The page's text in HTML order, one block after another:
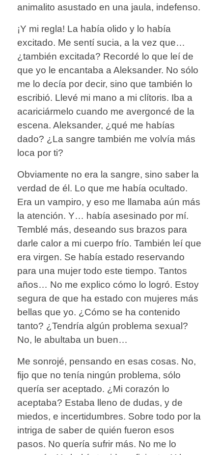
animalito asustado en una jaula, indefenso.
¡Y mi regla! La había olido y lo había
excitado. Me sentí sucia, a la vez que…
¿también excitada? Recordé lo que leí de
que yo le encantaba a Aleksander. No sólo
me lo decía por decir, sino que también lo
escribió. Llevé mi mano a mi clítoris. Iba a
acariciármelo cuando me avergoncé de la
escena. Aleksander, ¿qué me habías
dado? ¿La sangre también me volvía más
loca por ti?
Obviamente no era la sangre, sino saber la
verdad de él. Lo que me había ocultado.
Era un vampiro, y eso me llamaba aún más
la atención. Y… había asesinado por mí.
Temblé más, deseando sus brazos para
darle calor a mi cuerpo frío. También leí que
era virgen. Se había estado reservando
para una mujer todo este tiempo. Tantos
años… No me explico cómo lo logró. Estoy
segura de que ha estado con mujeres más
bellas que yo. ¿Cómo se ha contenido
tanto? ¿Tendría algún problema sexual?
No, le abultaba un buen…
Me sonrojé, pensando en esas cosas. No,
fijo que no tenía ningún problema, sólo
quería ser aceptado. ¿Mi corazón lo
aceptaba? Estaba lleno de dudas, y de
miedos, e incertidumbres. Sobre todo por la
intriga de saber de quién fueron esos
pasos. No quería sufrir más. No me lo